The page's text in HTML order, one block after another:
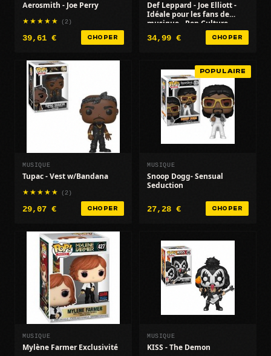
Aerosmith - Joe Perry
(2)
39,61 € CHOPER
Def Leppard - Joe Elliott -
Idéale pour les fans de
musique - Pop Culture
34,99 € CHOPER
MUSIQUE
Tupac - Vest w/Bandana
(2)
29,07 € CHOPER
POPULAIRE
MUSIQUE
Snoop Dogg- Sensual
Seduction
27,28 € CHOPER
MUSIQUE
Mylène Farmer Exclusivité
MUSIQUE
KISS - The Demon